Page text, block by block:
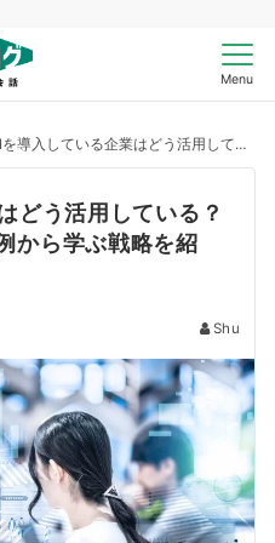
Menu
入している企業はどう活用している？活用事例そして成功事例から学ぶ戦略を紹介！
どう活用している？
から学ぶ戦略を紹
Shu